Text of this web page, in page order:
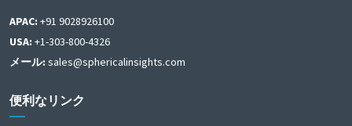
APAC: +91 9028926100
USA: +1-303-800-4326
メール: sales@sphericalinsights.com
便利なリンク